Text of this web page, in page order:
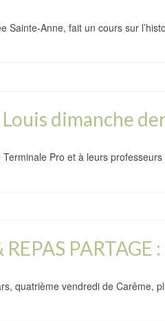
Sainte-Anne, fait un cours sur
dimanche
Pro et à leurs
PARTAGE :
quatrième vendredi de Carême,